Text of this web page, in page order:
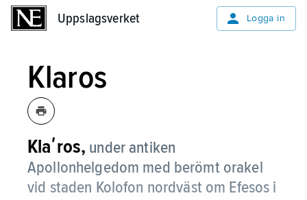
Uppslagsverket Logga in
Klaros
Klaʹros, under antiken
Apollonhelgedom med berömt orakel
vid staden Kolofon nordväst om Efesos i